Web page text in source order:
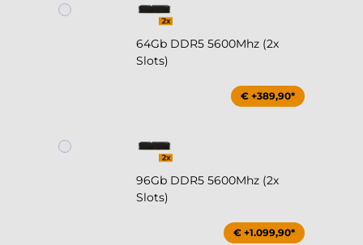
64Gb DDR5 5600Mhz (2x
Slots)
€ +389,90*
96Gb DDR5 5600Mhz (2x
Slots)
€ +1.099,90*